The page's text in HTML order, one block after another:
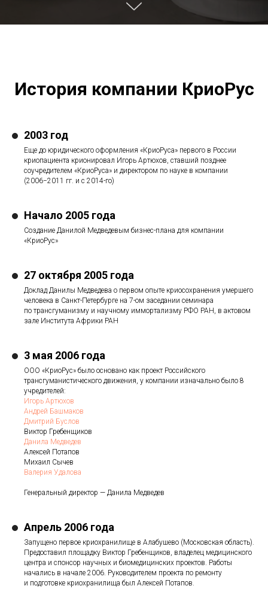
История компании КриоРус
2003 год
Еще до юридического оформления «КриоРуса» первого в России
криопациента крионировал Игорь Артюхов, ставший позднее
соучредителем «КриоРуса» и директором по науке в компании
(2006−2011 гг. и с 2014-го)
Начало 2005 года
Создание Данилой Медведевым бизнес-плана для компании
«КриоРус»
27 октября 2005 года
Доклад Данилы Медведева о первом опыте криосохранения умершего
человека в Санкт-Петербурге на 7-ом заседании семинара
по трансгуманизму и научному иммортализму РФО РАН, в актовом
зале Института Африки РАН
3 мая 2006 года
ООО «КриоРус» было основано как проект Российского
трансгуманистического движения, у компании изначально было 8
учредителей:
Игорь Артюхов
Андрей Башмаков
Дмитрий Буслов
Виктор Гребенщиков
Данила Медведев
Алексей Потапов
Михаил Сычев
Валерия Удалова
Генеральный директор — Данила Медведев
Апрель 2006 года
Запущено первое криохранилище в Алабушево (Московская область).
Предоставил площадку Виктор Гребенщиков, владелец медицинского
центра и спонсор научных и биомедицинских проектов. Работы
начались в начале 2006. Руководителем проекта по ремонту
и подготовке криохранилища был Алексей Потапов.